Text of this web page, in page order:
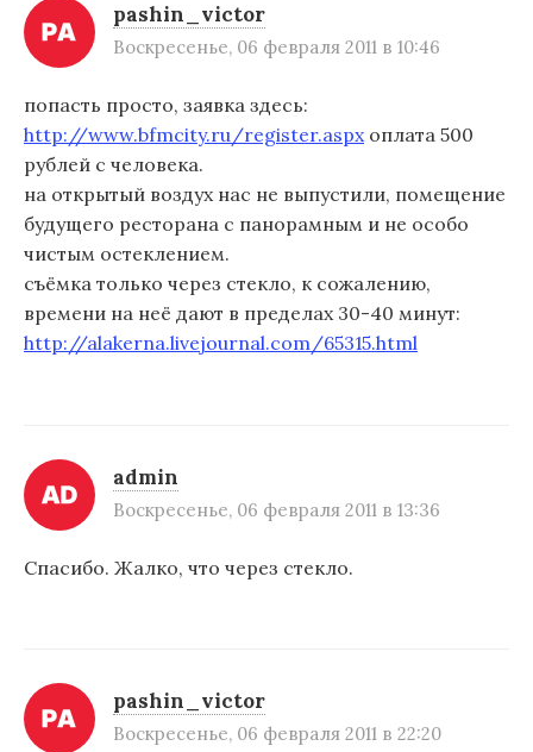
pashin_victor
Воскресенье, 06 февраля 2011 в 10:46
попасть просто, заявка здесь:
http://www.bfmcity.ru/register.aspxоплата 500
рублей с человека.
на открытый воздух нас не выпустили, помещение
будущего ресторана с панорамным и не особо
чистым остеклением.
съёмка только через стекло, к сожалению,
времени на неё дают в пределах 30-40 минут:
http://alakerna.livejournal.com/65315.html
admin
Воскресенье, 06 февраля 2011 в 13:36
Спасибо. Жалко, что через стекло.
pashin_victor
Воскресенье, 06 февраля 2011 в 22:20